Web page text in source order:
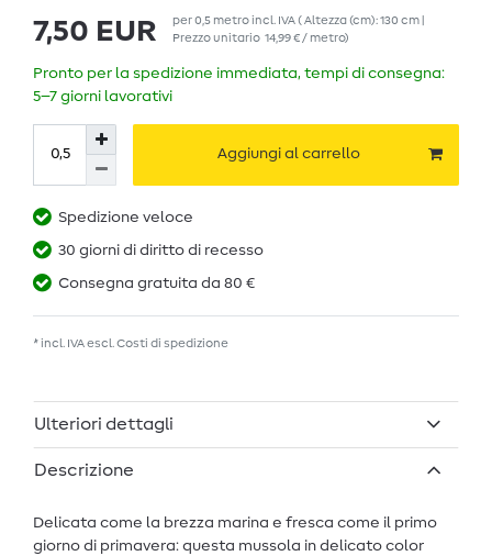
7,50 EUR per0,5 metroincl. IVA( Altezza (cm): 130 cm |
Prezzo unitario 14,99 € / metro)
Pronto per la spedizione immediata, tempi di consegna:
5–7 giorni lavorativi
Aggiungi al carrello
Spedizione veloce
30 giorni di diritto di recesso
Consegna gratuita da 80 €
* incl. IVA escl. Costi di spedizione
Ulteriori dettagli
Descrizione
Delicata come la brezza marina e fresca come il primo
giorno di primavera: questa mussola in delicato color